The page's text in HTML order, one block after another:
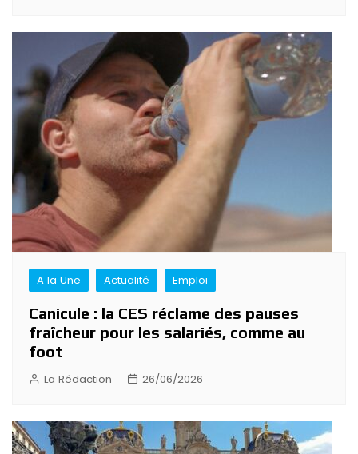
A la Une Actualité Emploi
Canicule : la CES réclame des pauses
fraîcheur pour les salariés, comme au
foot
La Rédaction 26/06/2026